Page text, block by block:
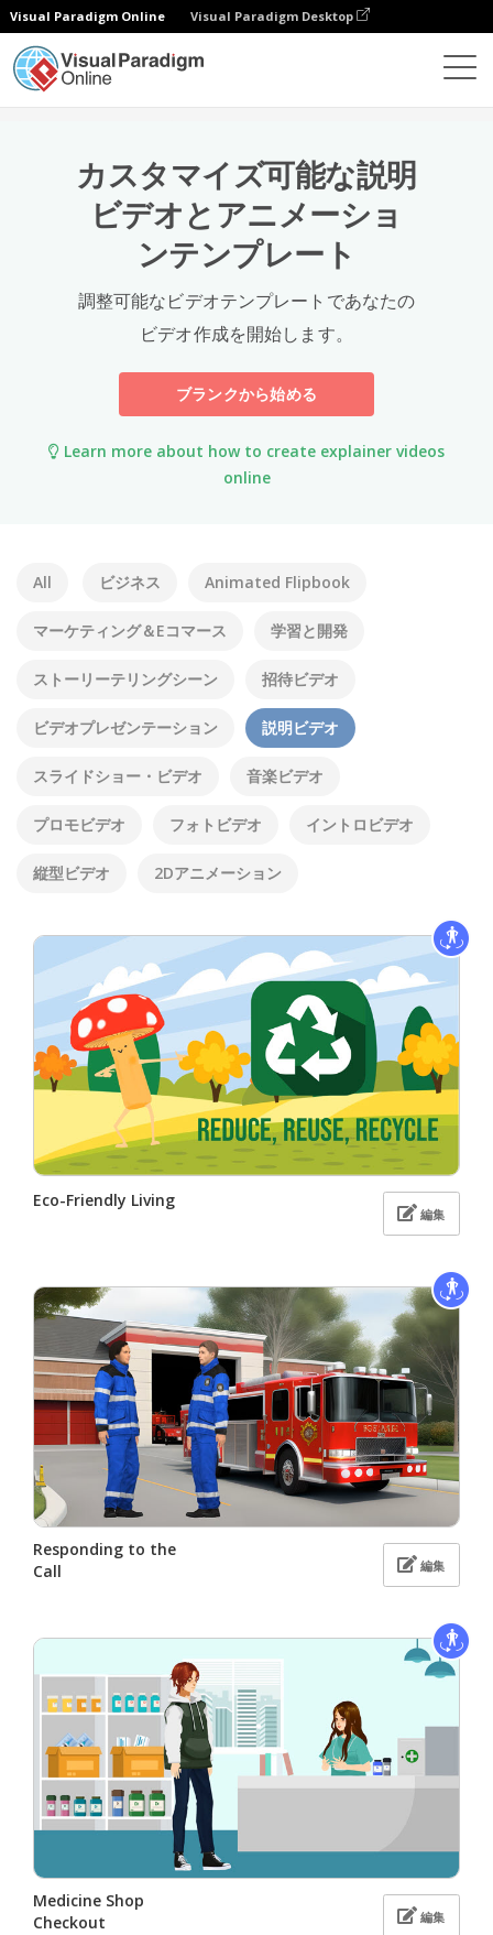
Visual Paradigm Online Visual Paradigm Desktop
カスタマイズ可能な説明
ビデオとアニメーショ
ンテンプレート
調整可能なビデオテンプレートであなたの
ビデオ作成を開始します。
ブランクから始める
Learn more about how to create explainer videos
online
All ビジネス Animated Flipbook
マーケティング＆Eコマース 学習と開発
ストーリーテリングシーン 招待ビデオ
ビデオプレゼンテーション 説明ビデオ
スライドショー・ビデオ 音楽ビデオ
プロモビデオ フォトビデオ イントロビデオ
縦型ビデオ 2Dアニメーション
Eco-Friendly Living
編集
Responding to the
Call
編集
Medicine Shop
Checkout
編集